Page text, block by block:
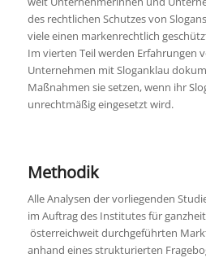
des rechtlichen Schutzes von
viele einen markenrechtlich
Im vierten Teil werden Erfahrungen
Unternehmen mit Sloganklau
Maßnahmen sie setzen, wenn ihr
unrechtmäßig eingesetzt wird.
Methodik
Alle Analysen der vorliegenden
im Auftrag des Institutes für
österreichweit durchgeführten
anhand eines strukturierten